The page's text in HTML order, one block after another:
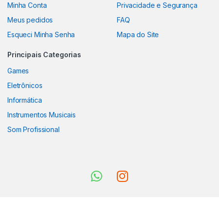
Minha Conta
Meus pedidos
Esqueci Minha Senha
Privacidade e Segurança
FAQ
Mapa do Site
Principais Categorias
Games
Eletrônicos
Informática
Instrumentos Musicais
Som Profissional